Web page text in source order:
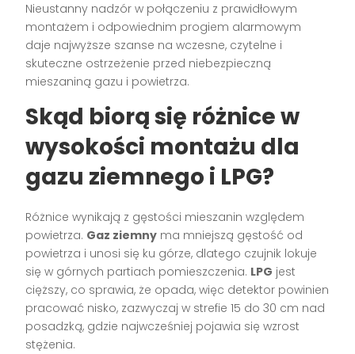
Nieustanny nadzór w połączeniu z prawidłowym
montażem i odpowiednim progiem alarmowym
daje najwyższe szanse na wczesne, czytelne i
skuteczne ostrzeżenie przed niebezpieczną
mieszaniną gazu i powietrza.
Skąd biorą się różnice w
wysokości montażu dla
gazu ziemnego i LPG?
Różnice wynikają z gęstości mieszanin względem
powietrza. Gaz ziemny ma mniejszą gęstość od
powietrza i unosi się ku górze, dlatego czujnik lokuje
się w górnych partiach pomieszczenia. LPG jest
cięższy, co sprawia, że opada, więc detektor powinien
pracować nisko, zazwyczaj w strefie 15 do 30 cm nad
posadzką, gdzie najwcześniej pojawia się wzrost
stężenia.